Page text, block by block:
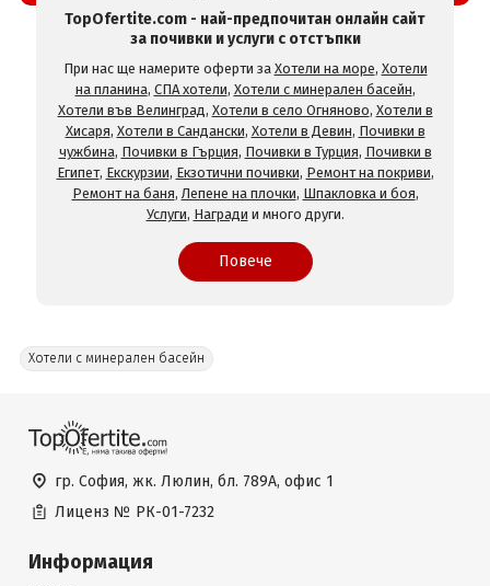
TopOfertite.com - най-предпочитан онлайн сайт
за почивки и услуги с отстъпки
При нас ще намерите оферти за Хотели на море, Хотели
на планина, СПА хотели, Хотели с минерален басейн,
Хотели във Велинград, Хотели в село Огняново, Хотели в
Хисаря, Хотели в Сандански, Хотели в Девин, Почивки в
чужбина, Почивки в Гърция, Почивки в Турция, Почивки в
Египет, Екскурзии, Екзотични почивки, Ремонт на покриви,
Ремонт на баня, Лепене на плочки, Шпакловка и боя,
Услуги, Награди и много други.
Повече
Хотели с минерален басейн
гр. София, жк. Люлин, бл. 789А, офис 1
Лиценз № РК-01-7232
Информация